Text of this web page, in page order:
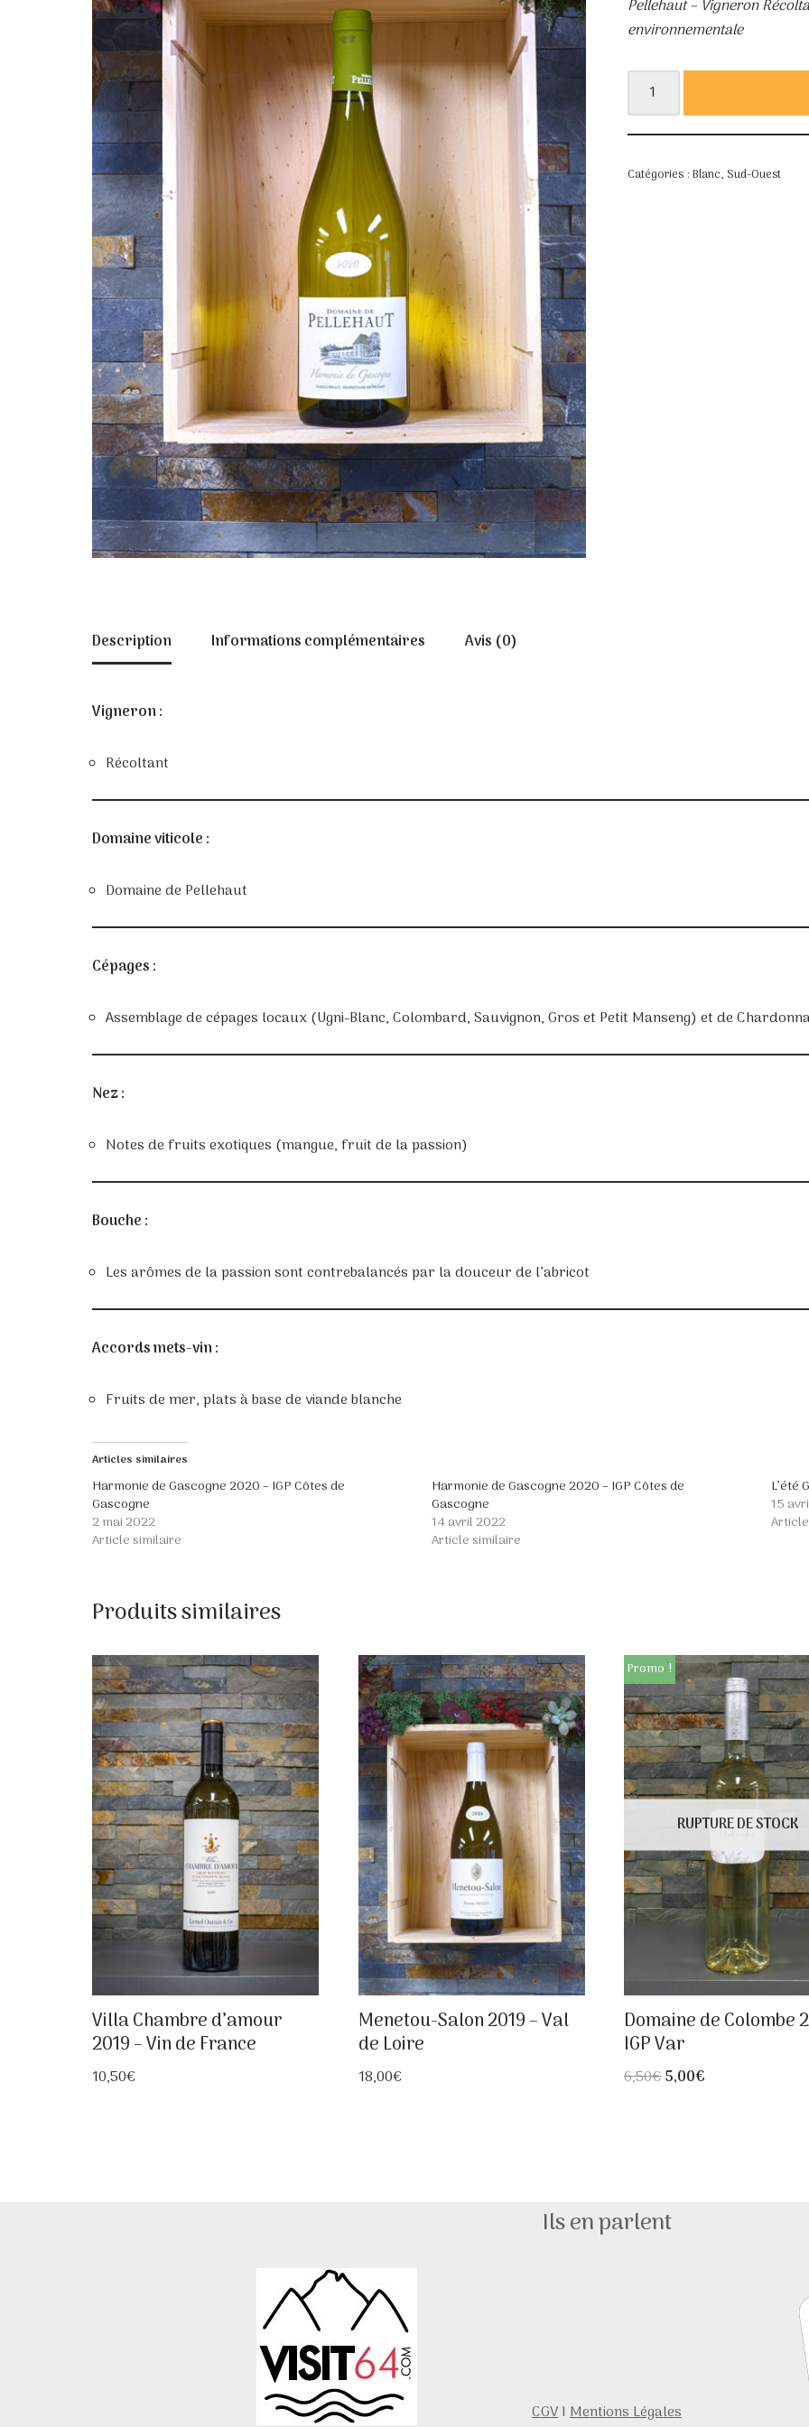
Pellehaut – Vigneron
environnementale
Catégories :Blanc, Sud-Ouest
Description Informations complémentaires Avis (0)
Vigneron :
Récoltant
Domaine viticole :
Domaine de Pellehaut
Cépages :
Assemblage de cépages locaux (Ugni-Blanc, Colombard, Sauvignon, Gros et Petit Manseng) et de
Nez :
Notes de fruits exotiques (mangue, fruit de la passion)
Bouche :
Les arômes de la passion sont contrebalancés par la douceur de l’abricot
Accords mets-vin :
Fruits de mer, plats à base de viande blanche
Articles similaires
Harmonie de Gascogne 2020 – IGP Côtes de
Gascogne
2 mai 2022
Article similaire
Harmonie de Gascogne 2020 – IGP Côtes de
Gascogne
14 avril 2022
Article similaire
L’été
15
Produits similaires
Villa Chambre d’amour
2019 – Vin de France
10,50€
Menetou-Salon 2019 – Val
de Loire
18,00€
RUPTURE DE STOCK
Promo !
Domaine de Colombe
IGP Var
6,50€5,00€
Ils en parlent
CGVIMentions Légales